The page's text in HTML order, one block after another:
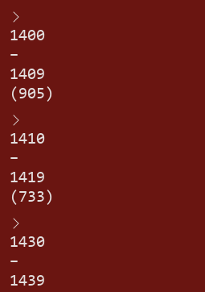
1400
–
1409
(905)
1410
–
1419
(733)
1430
–
1439